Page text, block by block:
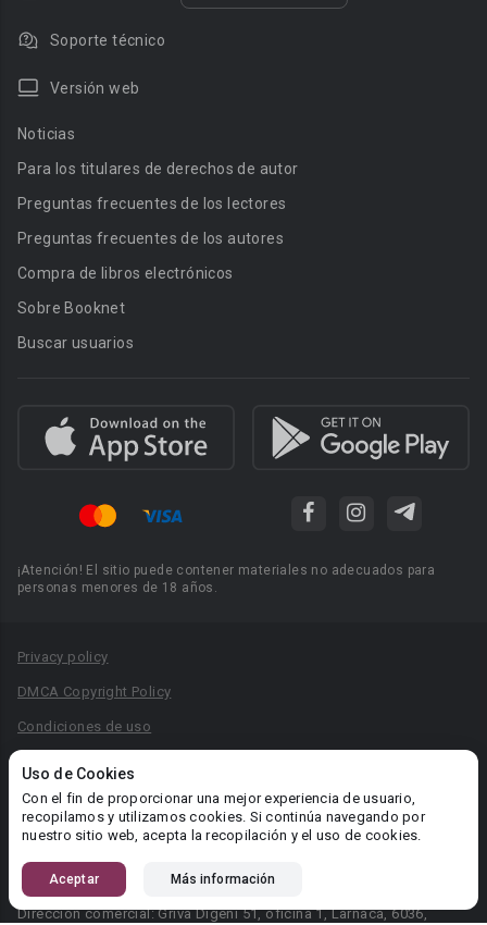
Uso de Cookies
Con el fin de proporcionar una mejor experiencia de usuario,
recopilamos y utilizamos cookies. Si continúa navegando por
nuestro sitio web, acepta la recopilación y el uso de cookies.
Aceptar Más información
Soporte técnico
Versión web
Noticias
Para los titulares de derechos de autor
Preguntas frecuentes de los lectores
Preguntas frecuentes de los autores
Compra de libros electrónicos
Sobre Booknet
Buscar usuarios
¡Atención! El sitio puede contener materiales no adecuados para
personas menores de 18 años.
Privacy policy
DMCA Copyright Policy
Condiciones de uso
Reglas para la publicación de libros
Área RR.PP.: pr@booknet.com
© 2026 Booknet. Todos los derechos reservados.
Dirección comercial: Griva Digeni 51, oficina 1, Larnaca, 6036,